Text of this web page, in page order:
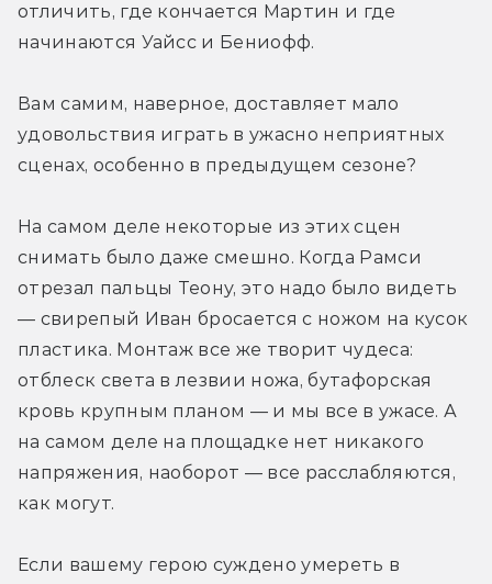
отличить, где кончается Мартин и где
начинаются Уайсс и Бениофф.
Вам самим, наверное, доставляет мало
удовольствия играть в ужасно неприятных
сценах, особенно в предыдущем сезоне?
На самом деле некоторые из этих сцен
снимать было даже смешно. Когда Рамси
отрезал пальцы Теону, это надо было видеть
— свирепый Иван бросается с ножом на кусок
пластика. Монтаж все же творит чудеса:
отблеск света в лезвии ножа, бутафорская
кровь крупным планом — и мы все в ужасе. А
на самом деле на площадке нет никакого
напряжения, наоборот — все расслабляются,
как могут.
Если вашему герою суждено умереть в